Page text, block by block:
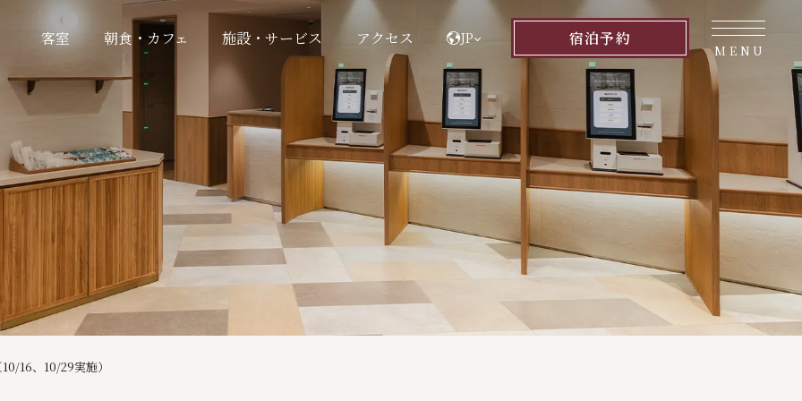
客室 朝食・カフェ 施設・サービス アクセス JP 宿泊予約
MENU
16、10/29実施）